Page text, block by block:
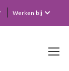
Werken bij